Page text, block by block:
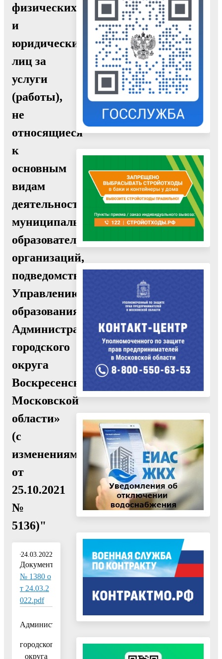
физических
и
юридических
лиц за
услуги
(работы),
не
относящиеся
к
основным
видам
деятельности
муниципальных
образовательных
организаций,
подведомственных
Управлению
образования
Администрации
городского
округа
Воскресенск
Московской
области»
(с
изменениями
от
25.10.2021
№
5136)"
24.03.2022
Документ:
№ 1380 о
т 24.03.2
022.pdf
Администрация
городского
округа